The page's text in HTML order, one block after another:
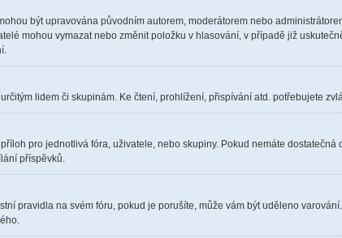
být upravována původním autorem, moderátorem nebo
mohou vymazat nebo změnit položku v hlasování, v případě již
lidem či skupinám. Ke čtení, prohlížení, přispívání atd. potřebujete
pro jednotlivá fóra, uživatele, nebo skupiny. Pokud nemáte
příspěvků.
pravidla na svém fóru, pokud je porušíte, může vám být uděleno